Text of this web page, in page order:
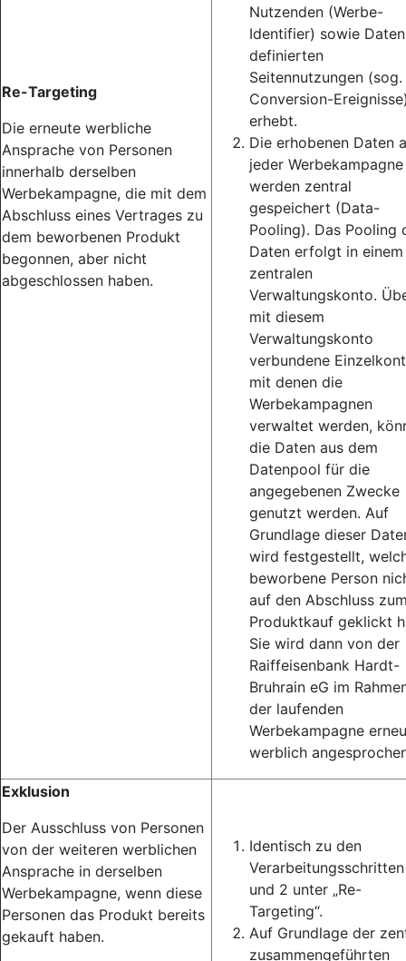
Re-Targeting
Die erneute werbliche
Ansprache von Personen
innerhalb derselben
Werbekampagne, die mit dem
Abschluss eines Vertrages zu
dem beworbenen Produkt
begonnen, aber nicht
abgeschlossen haben.
Nutzenden (Werbe-
Identifier) sowie
definierten
Seitennutzungen (sog.
Conversion-
erhebt.
Die erhobenen Daten
jeder Werbekampagne
werden zentral
gespeichert (Data-
Pooling). Das Pooling
Daten erfolgt in einem
zentralen
Verwaltungskonto.
mit diesem
Verwaltungskonto
verbundene
mit denen die
Werbekampagnen
verwaltet werden,
die Daten aus dem
Datenpool für die
angegebenen Zwecke
genutzt werden. Auf
Grundlage dieser
wird festgestellt,
beworbene Person
auf den Abschluss
Produktkauf geklickt
Sie wird dann von der
Raiffeisenbank Hardt-
Bruhrain eG im
der laufenden
Werbekampagne
werblich
Exklusion
Der Ausschluss von Personen
von der weiteren werblichen
Ansprache in derselben
Werbekampagne, wenn diese
Personen das Produkt bereits
gekauft haben.
Identisch zu den
Verarbeitungsschritten
und 2 unter „Re-
Targeting“.
Auf Grundlage der
zusammengeführten